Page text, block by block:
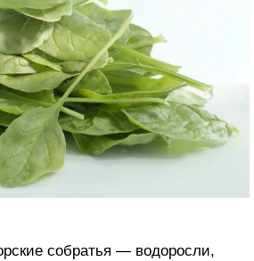
собратья — водоросли,